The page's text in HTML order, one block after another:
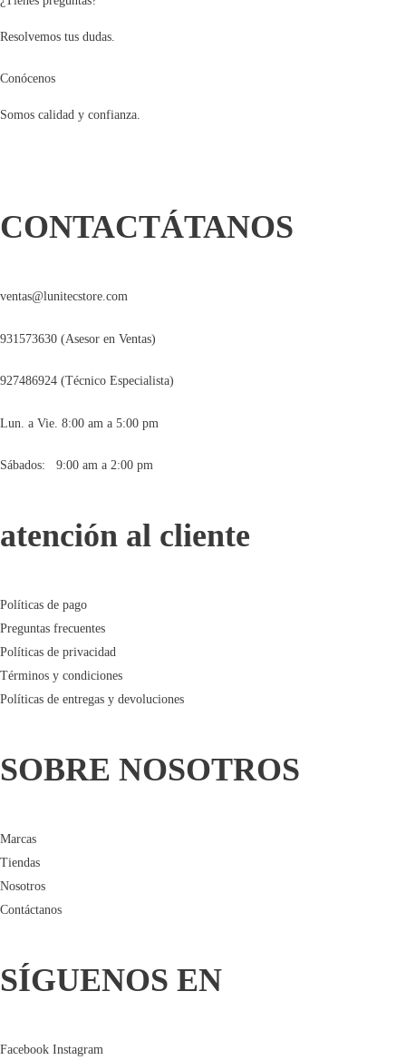
Resolvemos tus dudas.
Conócenos
Somos calidad y confianza.
CONTACTÁTANOS
ventas@lunitecstore.com
931573630 (Asesor en Ventas)
927486924 (Técnico Especialista)
Lun. a Vie. 8:00 am a 5:00 pm
Sábados: 9:00 am a 2:00 pm
atención al cliente
Políticas de pago
Preguntas frecuentes
Políticas de privacidad
Términos y condiciones
Políticas de entregas y devoluciones
SOBRE NOSOTROS
Marcas
Tiendas
Nosotros
Contáctanos
SÍGUENOS EN
Facebook Instagram